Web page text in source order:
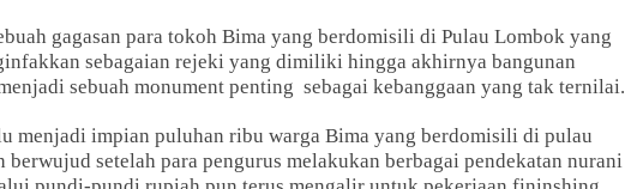
gagasan para tokoh Bima yang berdomisili di Pulau Lombok yang
sebagaian rejeki yang dimiliki hingga akhirnya bangunan
sebuah monument penting sebagai kebanggaan yang tak ternilai.
menjadi impian puluhan ribu warga Bima yang berdomisili di pulau
setelah para pengurus melakukan berbagai pendekatan nurani